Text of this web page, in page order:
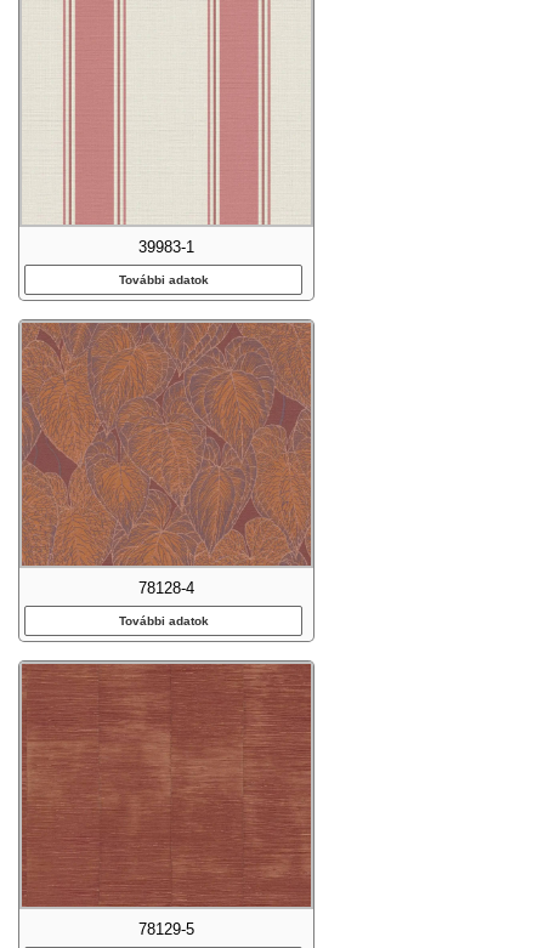
39983-1
További adatok
78128-4
További adatok
78129-5